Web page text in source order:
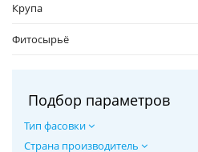
Крупа
Фитосырьё
Подбор параметров
Тип фасовки
Страна производитель